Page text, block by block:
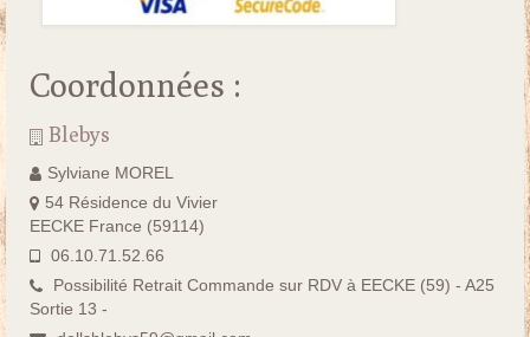
Coordonnées :
Blebys
Sylviane MOREL
54 Résidence du Vivier
EECKE France (59114)
06.10.71.52.66
Possibilité Retrait Commande sur RDV à EECKE (59) - A25
Sortie 13 -